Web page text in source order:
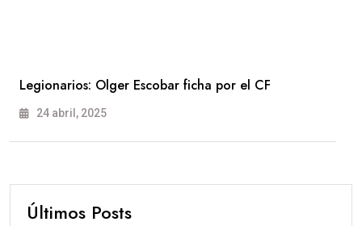
Legionarios: Olger Escobar ficha por el CF
24 abril, 2025
Últimos Posts